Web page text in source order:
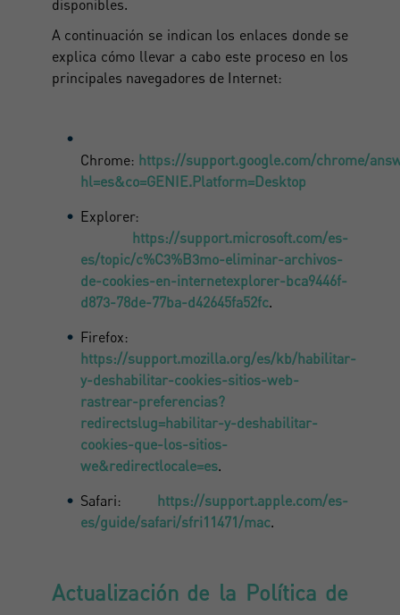
disponibles.
A continuación se indican los enlaces donde se
explica cómo llevar a cabo este proceso en los
principales navegadores de Internet:
Chrome: https://support.google.com/chrome/
hl=es&co=GENIE.Platform=Desktop
Explorer:
https://support.microsoft.com/es-
es/topic/c%C3%B3mo-eliminar-archivos-
de-cookies-en-internetexplorer-bca9446f-
d873-78de-77ba-d42645fa52fc.
Firefox:
https://support.mozilla.org/es/kb/habilitar-
y-deshabilitar-cookies-sitios-web-
rastrear-preferencias?
redirectslug=habilitar-y-deshabilitar-
cookies-que-los-sitios-
we&redirectlocale=es.
Safari: https://support.apple.com/es-
es/guide/safari/sfri11471/mac.
Actualización de la Política de